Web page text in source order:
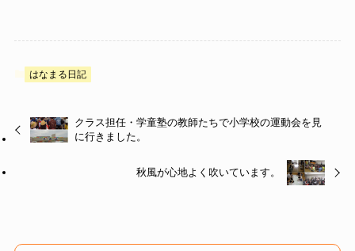
はなまる日記
クラス担任・学童塾の教師たちで小学校の運動会を見
に行きました。
秋風が心地よく吹いています。